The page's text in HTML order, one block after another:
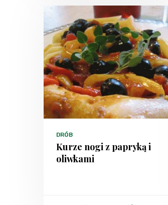
DRÓB
Kurze nogi z papryką i
oliwkami